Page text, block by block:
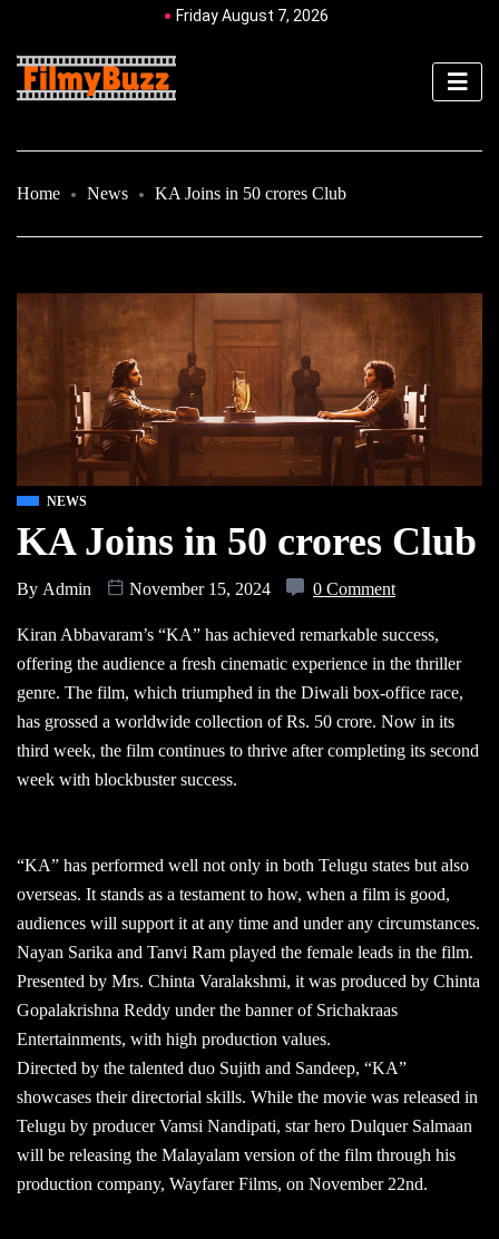
Friday August 7, 2026
Home News KA Joins in 50 crores Club
NEWS
KA Joins in 50 crores Club
By Admin November 15, 2024 0 Comment
Kiran Abbavaram’s “KA” has achieved remarkable success,
offering the audience a fresh cinematic experience in the thriller
genre. The film, which triumphed in the Diwali box-office race,
has grossed a worldwide collection of Rs. 50 crore. Now in its
third week, the film continues to thrive after completing its second
week with blockbuster success.
“KA” has performed well not only in both Telugu states but also
overseas. It stands as a testament to how, when a film is good,
audiences will support it at any time and under any circumstances.
Nayan Sarika and Tanvi Ram played the female leads in the film.
Presented by Mrs. Chinta Varalakshmi, it was produced by Chinta
Gopalakrishna Reddy under the banner of Srichakraas
Entertainments, with high production values.
Directed by the talented duo Sujith and Sandeep, “KA”
showcases their directorial skills. While the movie was released in
Telugu by producer Vamsi Nandipati, star hero Dulquer Salmaan
will be releasing the Malayalam version of the film through his
production company, Wayfarer Films, on November 22nd.